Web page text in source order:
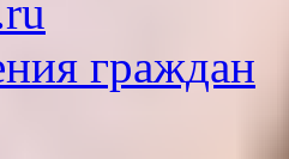
граждан